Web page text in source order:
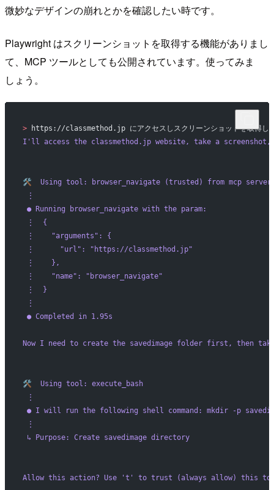
微妙なデザインの崩れとかを確認したい時です。
Playwright はスクリーンショットを取得する機能がありまし
て、MCP ツールとしても公開されています。使ってみま
しょう。
> https://classmethod.jp にアクセスしスクリーンショットを取得して
I 'll access the classmethod.jp website, take a
🛠️  Using tool: browser_navigate (trusted) from mcp
⋮
● Running browser_navigate with the param:
⋮  {
⋮    "arguments": {
⋮      "url": "https://classmethod.jp"
⋮    },
⋮    "name": "browser_navigate"
⋮  }
⋮
● Completed in 1.95s
Now I need to create the savedimage folder first, then
🛠️  Using tool: execute_bash
⋮
● I will run the following shell command: mkdir -p
⋮
↳ Purpose: Create savedimage directory
Allow this action? Use ' t ' to trust (always allow) this